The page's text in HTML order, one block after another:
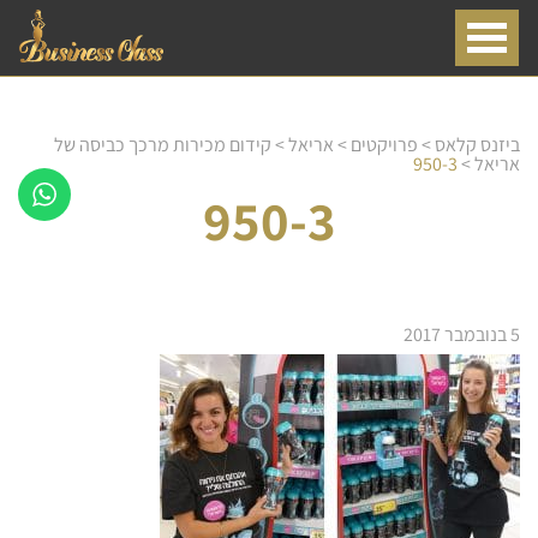
ביזנס קלאס>פרויקטים>אריאל>קידום מכירות מרכך כביסה של
אריאל>
950-3
950-3
5 בנובמבר 2017